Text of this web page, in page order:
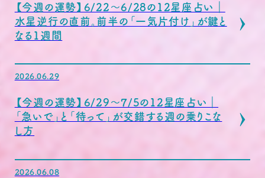
【今週の運勢】6/22〜6/28の12星座占い｜
水星逆行の直前。前半の「一気片付け」が鍵と
なる1週間
2026.06.29
【今週の運勢】6/29〜7/5の12星座占い｜
「急いで」と「待って」が交錯する週の乗りこな
し方
2026.06.08